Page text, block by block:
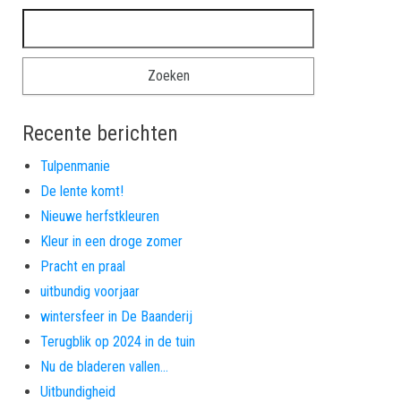
Recente berichten
Tulpenmanie
De lente komt!
Nieuwe herfstkleuren
Kleur in een droge zomer
Pracht en praal
uitbundig voorjaar
wintersfeer in De Baanderij
Terugblik op 2024 in de tuin
Nu de bladeren vallen…
Uitbundigheid